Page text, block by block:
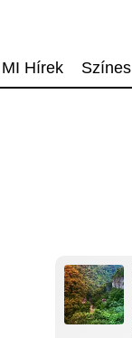
MI Hírek Színes